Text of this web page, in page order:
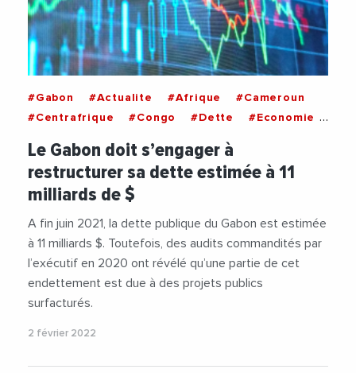
#Gabon #Actualite #Afrique
#Cameroun
#Centrafrique
#Congo #Dette
#Economie
Le Gabon doit s’engager à
restructurer sa dette estimée à 11
milliards de $
A fin juin 2021, la dette publique du Gabon est estimée
à 11 milliards $. Toutefois, des audits commandités par
l’exécutif en 2020 ont révélé qu’une partie de cet
endettement est due à des projets publics
surfacturés.
2 février 2022